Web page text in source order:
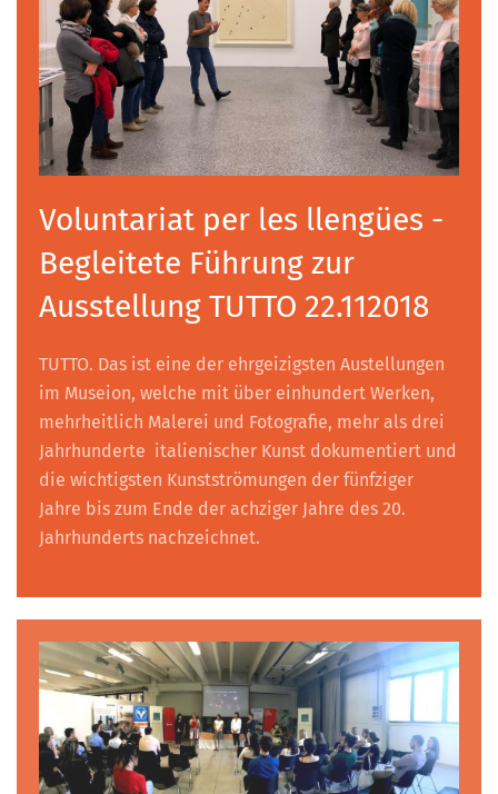
Voluntariat per les llengües -
Begleitete Führung zur
Ausstellung TUTTO 22.112018
TUTTO. Das ist eine der ehrgeizigsten Austellungen
im Museion, welche mit über einhundert Werken,
mehrheitlich Malerei und Fotografie, mehr als drei
Jahrhunderte italienischer Kunst dokumentiert und
die wichtigsten Kunstströmungen der fünfziger
Jahre bis zum Ende der achziger Jahre des 20.
Jahrhunderts nachzeichnet.